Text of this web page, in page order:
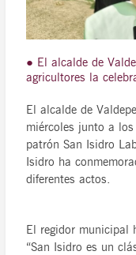
● El alcalde de
agricultores la
El alcalde de
miércoles junto a
patrón San Isidro
Isidro ha
diferentes actos.
El regidor municipal
“San Isidro es un